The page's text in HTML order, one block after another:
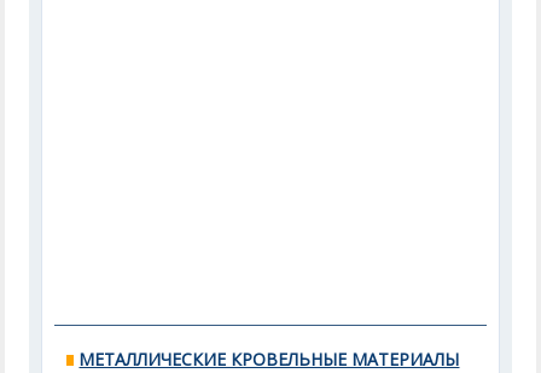
МЕТАЛЛИЧЕСКИЕ КРОВЕЛЬНЫЕ МАТЕРИАЛЫ